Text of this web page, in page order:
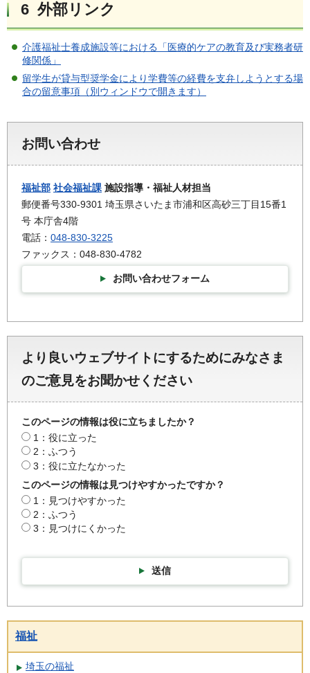
6 外部リンク
介護福祉士養成施設等における「医療的ケアの教育及び実務者研
修関係」
留学生が貸与型奨学金により学費等の経費を支弁しようとする場
合の留意事項（別ウィンドウで開きます）
お問い合わせ
福祉部 社会福祉課 施設指導・福祉人材担当
郵便番号330-9301 埼玉県さいたま市浦和区高砂三丁目15番1
号 本庁舎4階
電話： 048-830-3225
ファックス：048-830-4782
お問い合わせフォーム
より良いウェブサイトにするためにみなさま
のご意見をお聞かせください
このページの情報は役に立ちましたか？
1：役に立った
2：ふつう
3：役に立たなかった
このページの情報は見つけやすかったですか？
1：見つけやすかった
2：ふつう
3：見つけにくかった
送信
福祉
埼玉の福祉